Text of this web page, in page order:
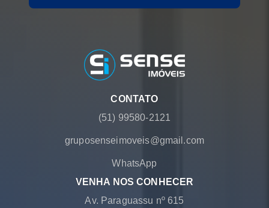
CONTATO
(51) 99580-2121
gruposenseimoveis@gmail.com
WhatsApp
VENHA NOS CONHECER
Av. Paraguassu nº 615